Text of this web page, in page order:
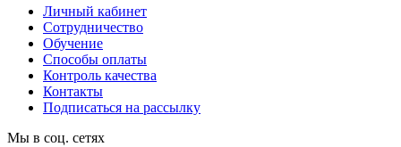
Личный кабинет
Сотрудничество
Обучение
Способы оплаты
Контроль качества
Контакты
Подписаться на рассылку
Мы в соц. сетях